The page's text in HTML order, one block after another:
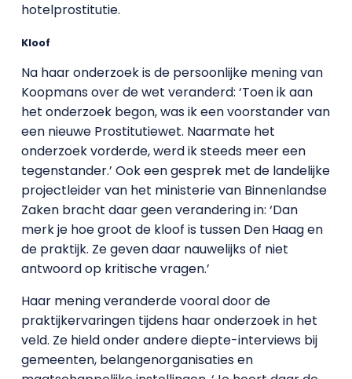
hotelprostitutie.
Kloof
Na haar onderzoek is de persoonlijke mening van
Koopmans over de wet veranderd: ‘Toen ik aan
het onderzoek begon, was ik een voorstander van
een nieuwe Prostitutiewet. Naarmate het
onderzoek vorderde, werd ik steeds meer een
tegenstander.’ Ook een gesprek met de landelijke
projectleider van het ministerie van Binnenlandse
Zaken bracht daar geen verandering in: ‘Dan
merk je hoe groot de kloof is tussen Den Haag en
de praktijk. Ze geven daar nauwelijks of niet
antwoord op kritische vragen.’
Haar mening veranderde vooral door de
praktijkervaringen tijdens haar onderzoek in het
veld. Ze hield onder andere diepte-interviews bij
gemeenten, belangenorganisaties en